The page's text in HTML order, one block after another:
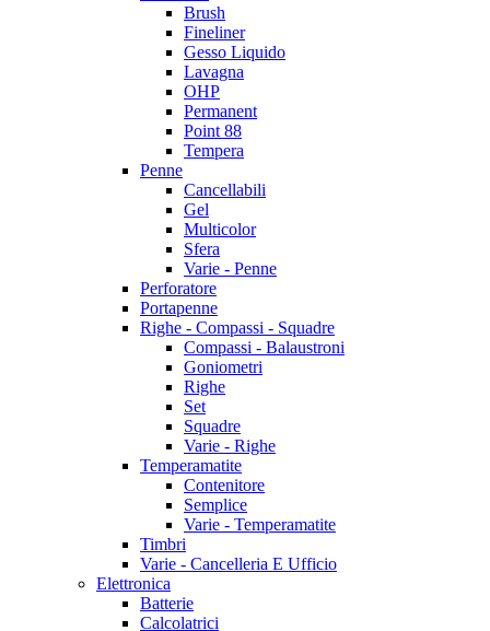
Brush
Fineliner
Gesso Liquido
Lavagna
OHP
Permanent
Point 88
Tempera
Penne
Cancellabili
Gel
Multicolor
Sfera
Varie - Penne
Perforatore
Portapenne
Righe - Compassi - Squadre
Compassi - Balaustroni
Goniometri
Righe
Set
Squadre
Varie - Righe
Temperamatite
Contenitore
Semplice
Varie - Temperamatite
Timbri
Varie - Cancelleria E Ufficio
Elettronica
Batterie
Calcolatrici